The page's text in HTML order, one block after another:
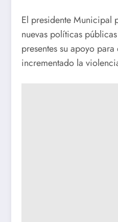
El presidente Municipal
nuevas políticas
presentes su apoyo
incrementado la